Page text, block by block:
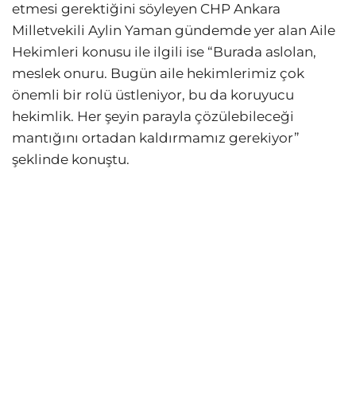
etmesi gerektiğini söyleyen CHP Ankara
Milletvekili Aylin Yaman gündemde yer alan Aile
Hekimleri konusu ile ilgili ise “Burada aslolan,
meslek onuru. Bugün aile hekimlerimiz çok
önemli bir rolü üstleniyor, bu da koruyucu
hekimlik. Her şeyin parayla çözülebileceği
mantığını ortadan kaldırmamız gerekiyor”
şeklinde konuştu.